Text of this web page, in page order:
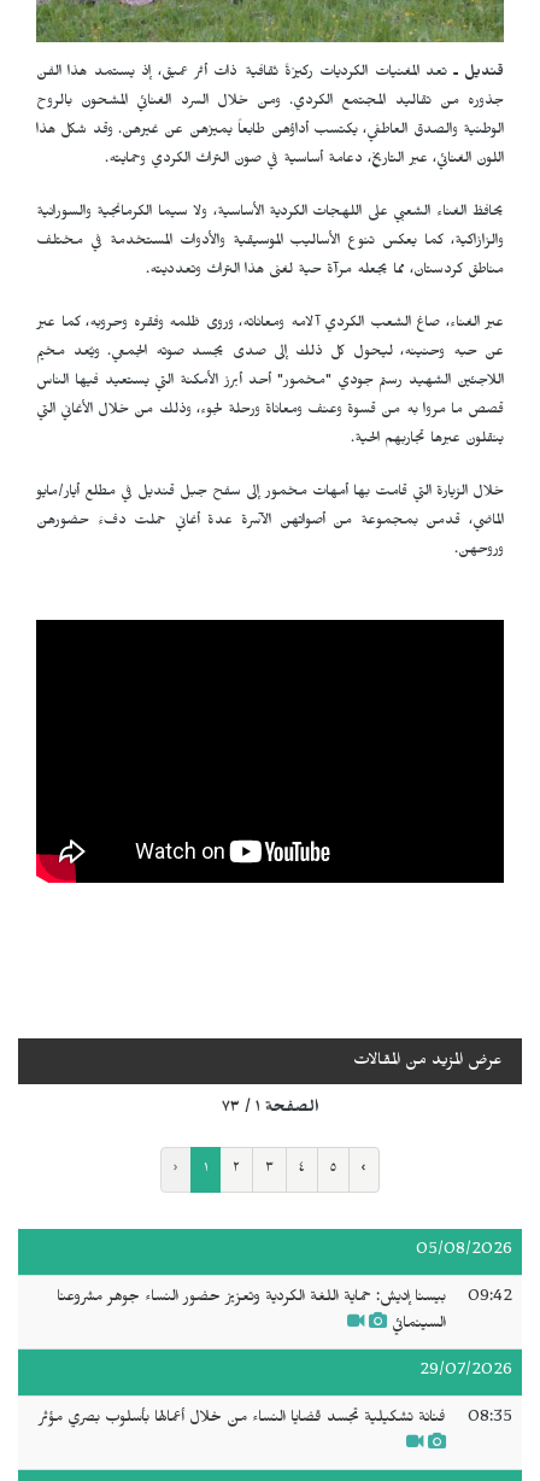
قنديل ـتعد المغنيات الكرديات ركيزةً ثقافية ذات أثر عميق، إذ يستمد هذا الفن
جذوره من تقاليد المجتمع الكردي. ومن خلال السرد الغنائي المشحون بالروح
الوطنية والصدق العاطفي، يكتسب أداؤهن طابعاً يميزهن عن غيرهن. وقد شكل هذا
اللون الغنائي، عبر التاريخ، دعامة أساسية في صون التراث الكردي وحمايته.
يحافظ الغناء الشعبي على اللهجات الكردية الأساسية، ولا سيما الكرمانجية والسورانية
والزازاكية، كما يعكس تنوع الأساليب الموسيقية والأدوات المستخدمة في مختلف
مناطق كردستان، مما يجعله مرآة حية لغنى هذا التراث وتعدديته.
عبر الغناء، صاغ الشعب الكردي آلامه ومعاناته، وروى ظلمه وفقره وحروبه، كما عبر
عن حبه وحنينه، ليحول كل ذلك إلى صدى يجسد صوته الجمعي. ويُعد مخيم
اللاجئين الشهيد رستم جودي "مخمور" أحد أبرز الأمكنة التي يستعيد فيها الناس
قصص ما مروا به من قسوة وعنف ومعاناة ورحلة لجوء، وذلك من خلال الأغاني التي
ينقلون عبرها تجاربهم الحية.
خلال الزيارة التي قامت بها أمهات مخمور إلى سفح جبل قنديل في مطلع أيار/مايو
الماضي، قدمن بمجموعة من أصواتهن الآسرة عدة أغاني حملت دفءَ حضورهن
وروحهن.
عرض المزيد من المقالات
الصفحة ١ / ٧٣
‹ ١ ٢ ٣ ٤ ٥ ›
05/08/2026
09:42
بيسنا إديش: حماية اللغة الكردية وتعزيز حضور النساء جوهر مشروعنا
السينمائي
29/07/2026
08:35 فنانة تشكيلية تجسد قضايا النساء من خلال أعمالها بأسلوب بصري مؤثر